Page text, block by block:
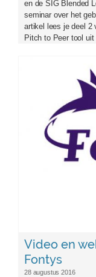
en de SIG Blended
seminar over het
artikel lees je deel 2
Pitch to Peer tool uit
Video en
Fontys
28 augustus 2016